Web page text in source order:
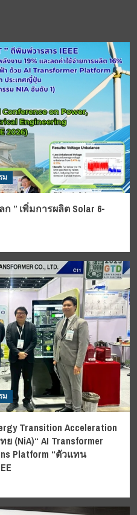
ม
” เพิ่มการผลิต Solar 6-
ม
Transition Acceleration
(NiA)“ AI Transformer
Platform “ตัวแทน